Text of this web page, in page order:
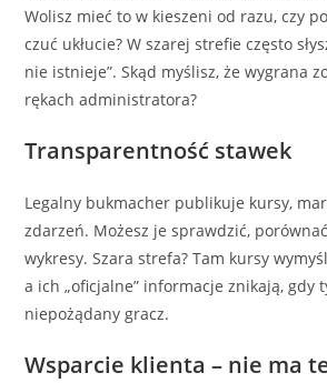
Wolisz mieć to w kieszeni od razu, czy
czuć ukłucie? W szarej strefie często
nie istnieje”. Skąd myślisz, że wygrana
rękach administratora?
Transparentność stawek
Legalny bukmacher publikuje kursy,
zdarzeń. Możesz je sprawdzić,
wykresy. Szara strefa? Tam kursy
a ich „oficjalne” informacje znikają, gdy
niepożądany gracz.
Wsparcie klienta – nie ma